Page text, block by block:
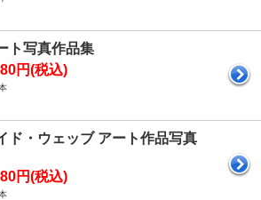
ト写真作品集
円(税込)
ド・ウェッブ アート作品写真
円(税込)